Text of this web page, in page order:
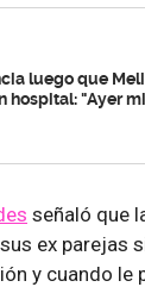
luego que
hospital: "Ayer mi
señaló que
ex parejas
y cuando le